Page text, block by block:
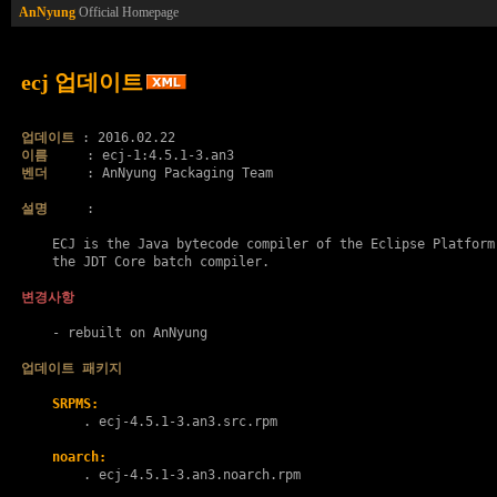
AnNyung Official Homepage
ecj 업데이트
업데이트
이름
벤더
     : AnNyung Packaging Team
설명
     :
ECJ is the Java bytecode compiler of the Eclipse
    the JDT Core batch compiler.
변경사항
    - rebuilt on AnNyung
업데이트 패키지
SRPMS:
        .
ecj-4.5.1-3.an3.src.rpm
noarch:
        .
ecj-4.5.1-3.an3.noarch.rpm